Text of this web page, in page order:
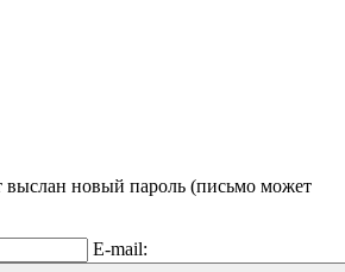
выслан новый пароль (письмо может
E-mail: